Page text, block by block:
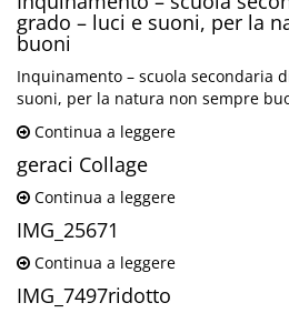
grado – luci e suoni, per la
buoni
Inquinamento – scuola secondaria
suoni, per la natura non sempre
Continua a leggere
geraci Collage
Continua a leggere
IMG_25671
Continua a leggere
IMG_7497ridotto